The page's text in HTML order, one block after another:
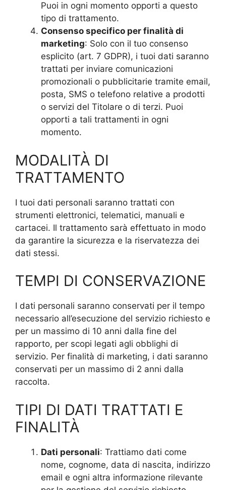
Puoi in ogni momento opporti a questo
tipo di trattamento.
Consenso specifico per finalità di
marketing: Solo con il tuo consenso
esplicito (art. 7 GDPR), i tuoi dati saranno
trattati per inviare comunicazioni
promozionali o pubblicitarie tramite email,
posta, SMS o telefono relative a prodotti
o servizi del Titolare o di terzi. Puoi
opporti a tali trattamenti in ogni
momento.
MODALITÀ DI
TRATTAMENTO
I tuoi dati personali saranno trattati con
strumenti elettronici, telematici, manuali e
cartacei. Il trattamento sarà effettuato in modo
da garantire la sicurezza e la riservatezza dei
dati stessi.
TEMPI DI CONSERVAZIONE
I dati personali saranno conservati per il tempo
necessario all’esecuzione del servizio richiesto e
per un massimo di 10 anni dalla fine del
rapporto, per scopi legati agli obblighi di
servizio. Per finalità di marketing, i dati saranno
conservati per un massimo di 2 anni dalla
raccolta.
TIPI DI DATI TRATTATI E
FINALITÀ
Dati personali: Trattiamo dati come
nome, cognome, data di nascita, indirizzo
email e ogni altra informazione rilevante